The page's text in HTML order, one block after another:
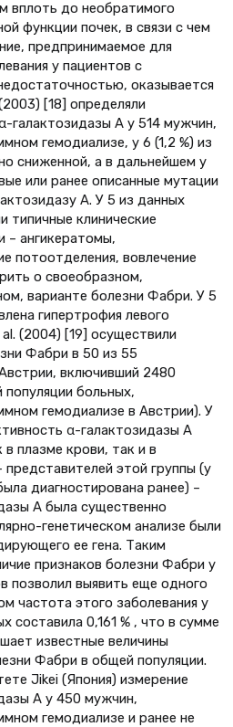
вплоть до необратимого
функции почек, в связи с чем
предпринимаемое для
у пациентов с
оказывается
[18] определяли
галактозидазы А у 514 мужчин,
гемодиализе, у 6 (1,2 %) из
сниженной, а в дальнейшем у
или ранее описанные мутации
А. У 5 из данных
типичные клинические
– ангикератомы,
потоотделения, вовлечение
о своеобразном,
варианте болезни Фабри. У 5
гипертрофия левого
(2004) [19] осуществили
Фабри в 50 из 55
включивший 2480
популяции больных,
гемодиализе в Австрии). У
α-галактозидазы А
плазме крови, так и в
этой группы (у
диагностирована ранее) –
А была существенно
генетическом анализе были
ее гена. Таким
признаков болезни Фабри у
позволил выявить еще одного
частота этого заболевания у
составила 0,161 % , что в сумме
известные величины
Фабри в общей популяции.
Jikei (Япония) измерение
А у 450 мужчин,
гемодиализе и ранее не